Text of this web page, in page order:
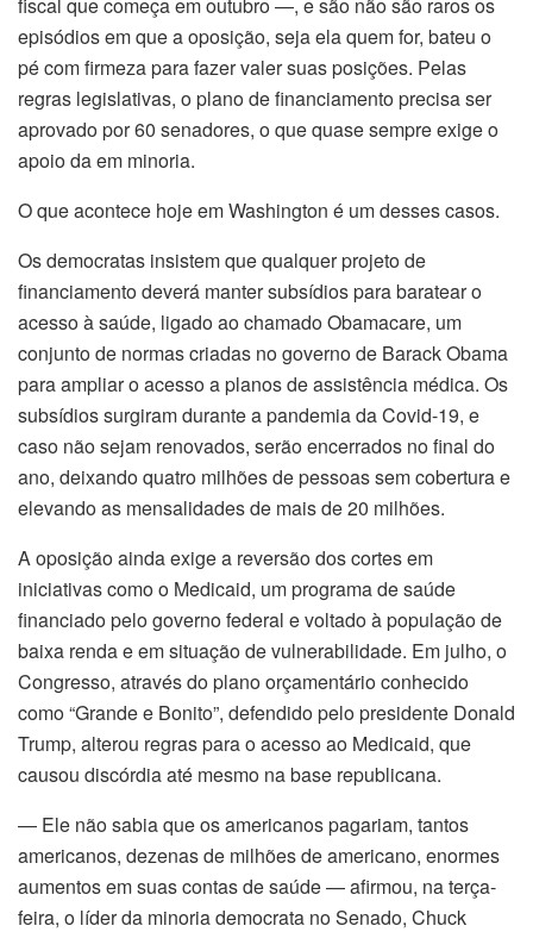
panel
panel
Panel
panel
panel
Panel
panel
panel
panel
satın al
al
Panel
panel
panel
Panel
episódios em que a oposição, seja ela quem for, bateu o
pé com firmeza para fazer valer suas posições. Pelas
regras legislativas, o plano de financiamento precisa ser
aprovado por 60 senadores, o que quase sempre exige o
apoio da em minoria.
O que acontece hoje em Washington é um desses casos.
Os democratas insistem que qualquer projeto de
financiamento deverá manter subsídios para baratear o
acesso à saúde, ligado ao chamado Obamacare, um
conjunto de normas criadas no governo de Barack Obama
para ampliar o acesso a planos de assistência médica. Os
subsídios surgiram durante a pandemia da Covid-19, e
caso não sejam renovados, serão encerrados no final do
ano, deixando quatro milhões de pessoas sem cobertura e
elevando as mensalidades de mais de 20 milhões.
A oposição ainda exige a reversão dos cortes em
iniciativas como o Medicaid, um programa de saúde
financiado pelo governo federal e voltado à população de
baixa renda e em situação de vulnerabilidade. Em julho, o
Congresso, através do plano orçamentário conhecido
como “Grande e Bonito”, defendido pelo presidente Donald
Trump, alterou regras para o acesso ao Medicaid, que
causou discórdia até mesmo na base republicana.
— Ele não sabia que os americanos pagariam, tantos
americanos, dezenas de milhões de americano, enormes
aumentos em suas contas de saúde — afirmou, na terça-
feira, o líder da minoria democrata no Senado, Chuck